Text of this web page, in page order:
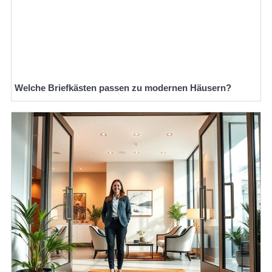
Welche Briefkästen passen zu modernen Häusern?